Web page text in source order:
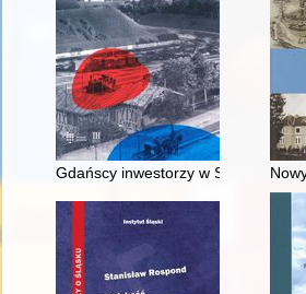
Gdańscy inwestorzy w Sopocie :